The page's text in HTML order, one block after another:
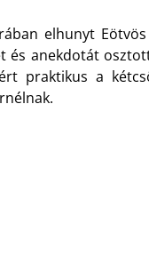
elhunyt
és anekdotát
praktikus a